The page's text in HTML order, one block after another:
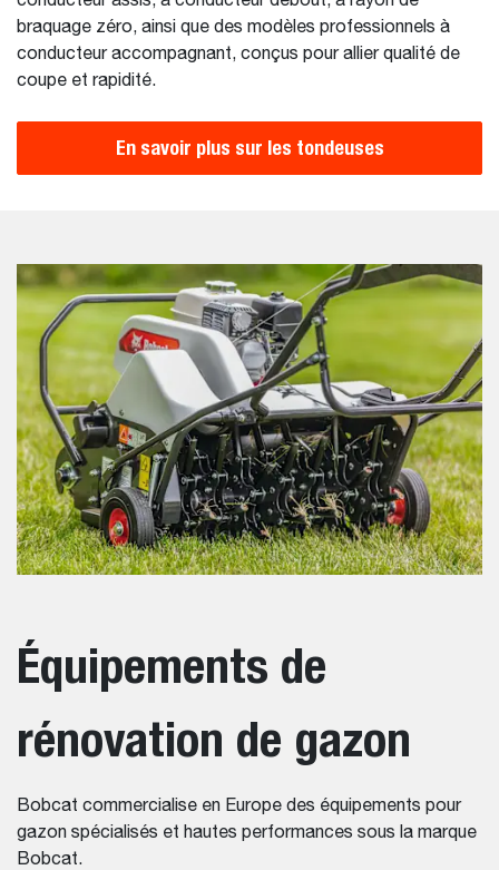
braquage zéro, ainsi que des modèles professionnels à
conducteur accompagnant, conçus pour allier qualité de
coupe et rapidité.
En savoir plus sur les tondeuses
Équipements de
rénovation de gazon
Bobcat commercialise en Europe des équipements pour
gazon spécialisés et hautes performances sous la marque
Bobcat.